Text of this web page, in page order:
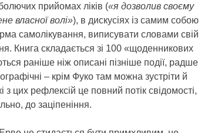
прийомах ліків («я дозволив своєму
власної волі»), в дискусіях із самим собою
самолікування, виписувати словами свій
Книга складається зі 100 «щоденникових
раніше ніж описані пізніше події, радше
– крім Фуко там можна зустріти й
цих рефлексій це повний потік свідомості,
до заціпеніння.